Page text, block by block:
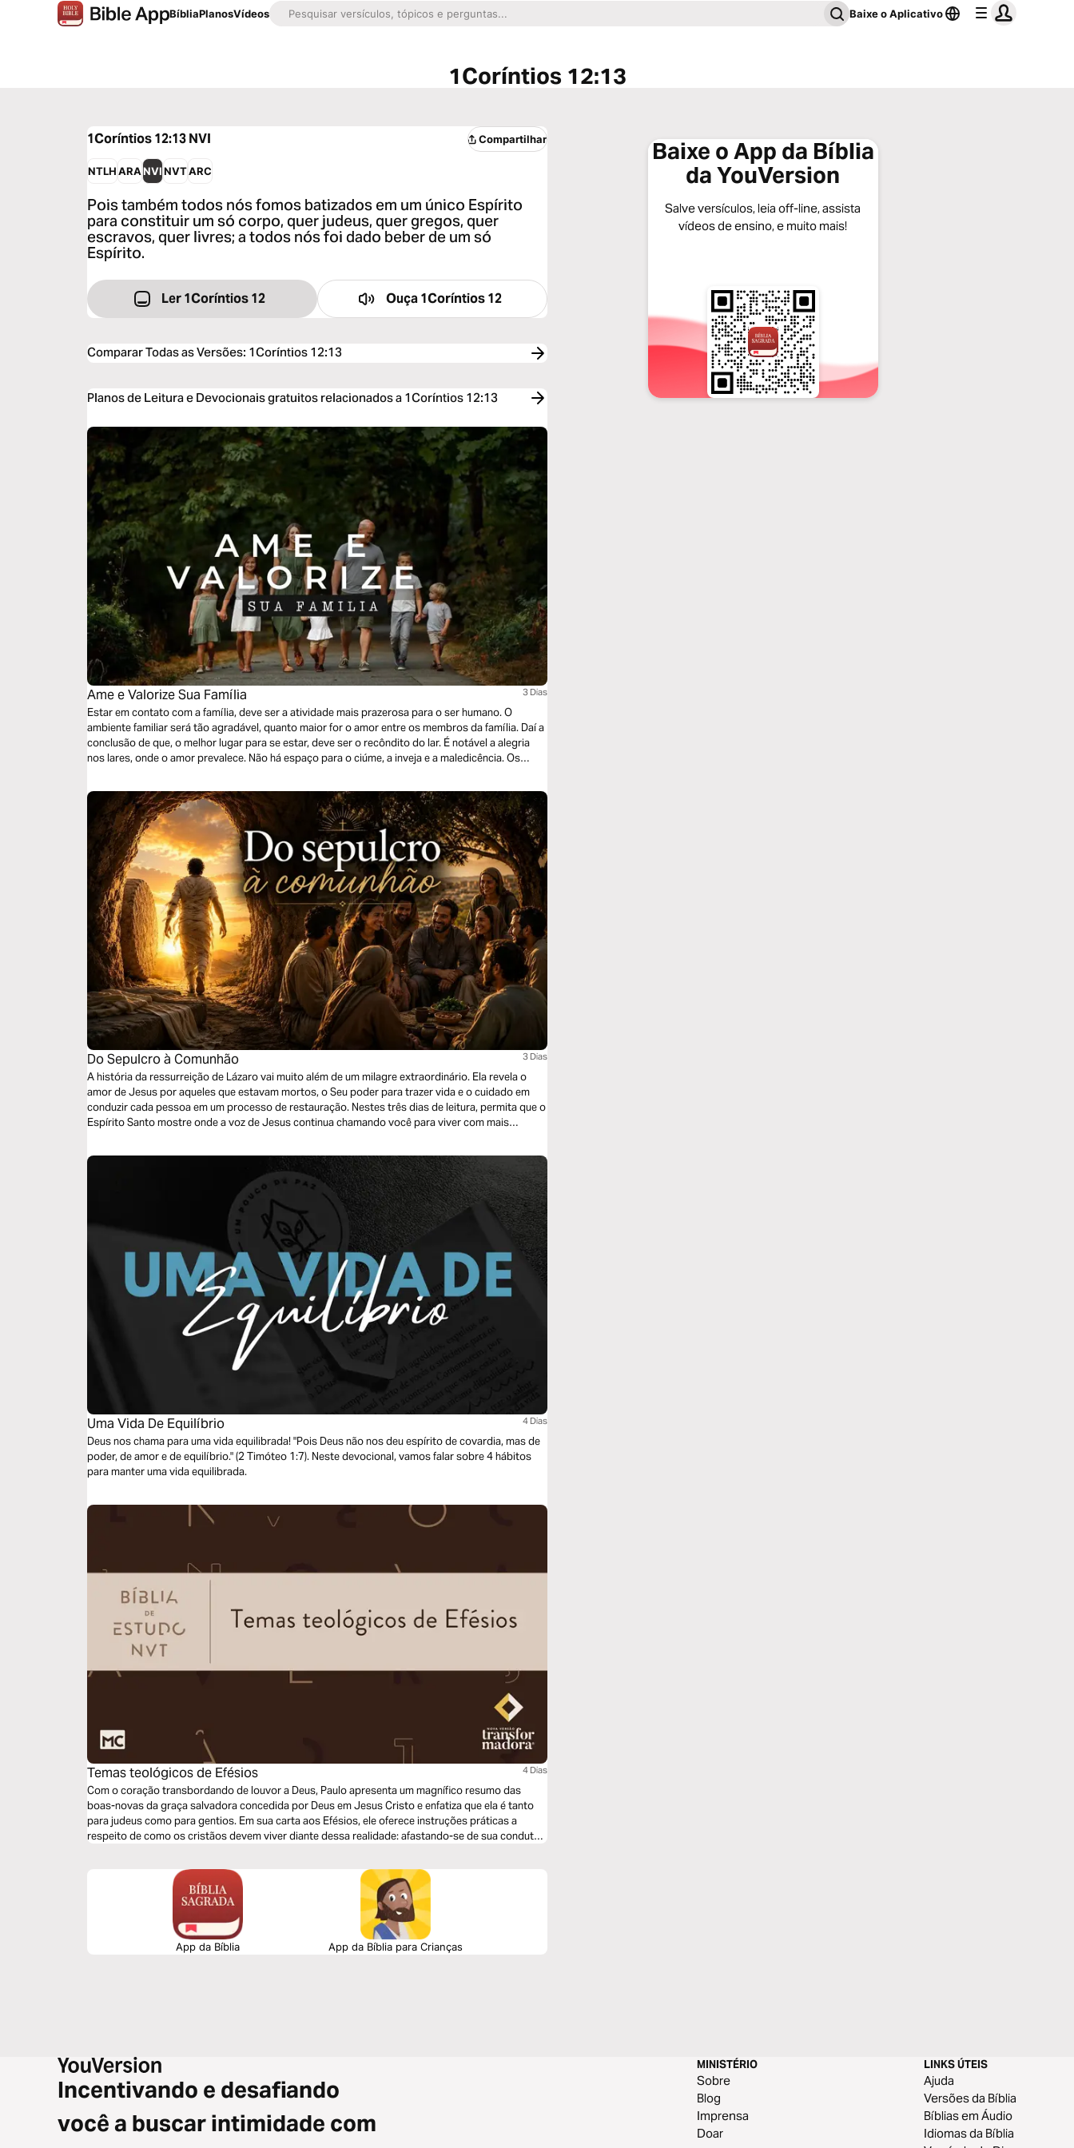
BíbliaPlanosVídeos Baixe o Aplicativo
1Coríntios 12:13
1Coríntios 12:13NVI Compartilhar
NTLH ARA NVI NVTARC
Pois também todos nós fomos batizados em um único Espírito
para constituir um só corpo, quer judeus, quer gregos, quer
escravos, quer livres; a todos nós foi dado beber de um só
Espírito.
Ler 1Coríntios 12 Ouça 1Coríntios 12
Comparar Todas as Versões: 1Coríntios 12:13
Planos de Leitura e Devocionais gratuitos relacionados a 1Coríntios 12:13
Ame e Valorize Sua Família 3 Dias
Estar em contato com a família, deve ser a atividade mais prazerosa para o ser humano. O
ambiente familiar será tão agradável, quanto maior for o amor entre os membros da família. Daí a
conclusão de que, o melhor lugar para se estar, deve ser o recôndito do lar. É notável a alegria
nos lares, onde o amor prevalece. Não há espaço para o ciúme, a inveja e a maledicência. Os
os outros. É um amor cordial.
Do Sepulcro à Comunhão 3 Dias
A história da ressurreição de Lázaro vai muito além de um milagre extraordinário. Ela revela o
amor de Jesus por aqueles que estavam mortos, o Seu poder para trazer vida e o cuidado em
conduzir cada pessoa em um processo de restauração. Nestes três dias de leitura, permita que o
Espírito Santo mostre onde a voz de Jesus continua chamando você para viver com mais
que o tirou da morte também é fiel para completar a obra que começou em sua vida.
Uma Vida De Equilíbrio 4 Dias
Deus nos chama para uma vida equilibrada! "Pois Deus não nos deu espírito de covardia, mas de
poder, de amor e de equilíbrio." (2 Timóteo 1:7). Neste devocional, vamos falar sobre 4 hábitos
para manter uma vida equilibrada.
Temas teológicos de Efésios 4 Dias
Com o coração transbordando de louvor a Deus, Paulo apresenta um magnífico resumo das
boas-novas da graça salvadora concedida por Deus em Jesus Cristo e enfatiza que ela é tanto
para judeus como para gentios. Em sua carta aos Efésios, ele oferece instruções práticas a
respeito de como os cristãos devem viver diante dessa realidade: afastando-se de sua conduta
App da Bíblia App da Bíblia para Crianças
Baixe o App da Bíblia
da YouVersion
Salve versículos, leia off-line, assista
vídeos de ensino, e muito mais!
Incentivando e desafiando
você a buscar intimidade com
MINISTÉRIO
Sobre
Blog
Imprensa
Doar
LINKS ÚTEIS
Ajuda
Versões da Bíblia
Bíblias em Áudio
Idiomas da Bíblia